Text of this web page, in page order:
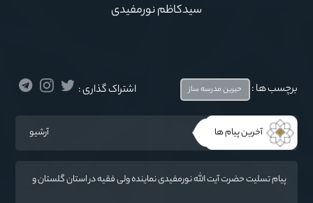
سیدکاظم نورمفیدی
برچسب ها : حیرین مدرسه ساز اشتراک گذاری :
آخرین پیام ها آرشیو
پیام تسلیت حضرت آیت الله نورمفیدی نماینده ولی فقیه در استان گلستان و